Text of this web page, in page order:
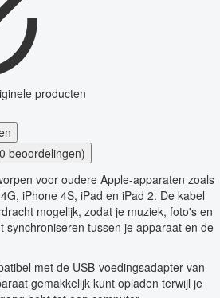
producten
beoordelingen)
voor oudere Apple-apparaten zoals
iPhone 4S, iPad en iPad 2. De kabel
mogelijk, zodat je muziek, foto's en
synchroniseren tussen je apparaat en de
met de USB-voedingsadapter van
gemakkelijk kunt opladen terwijl je